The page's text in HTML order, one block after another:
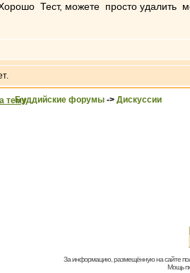
Тест, можете просто удалить
Буддийские форумы -> Дискуссии
За информацию, размещённую на сайте
Мощь